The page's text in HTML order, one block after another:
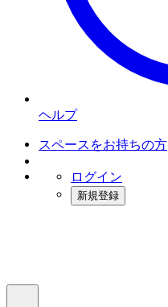
ヘルプ
スペースをお持ちの方
ログイン
新規登録